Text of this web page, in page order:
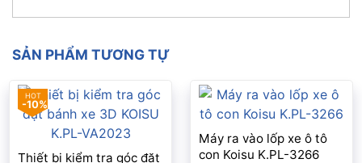
SẢN PHẨM TƯƠNG TỰ
-10%
Thiết bị kiểm tra góc đặt
Máy ra vào lốp xe ô tô
con Koisu K.PL-3266